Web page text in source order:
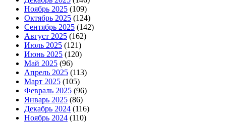
Ноябрь 2025 (109)
Октябрь 2025 (124)
Сентябрь 2025 (142)
Август 2025 (162)
Июль 2025 (121)
Июнь 2025 (120)
Май 2025 (96)
Апрель 2025 (113)
Март 2025 (105)
Февраль 2025 (96)
Январь 2025 (86)
Декабрь 2024 (116)
Ноябрь 2024 (110)